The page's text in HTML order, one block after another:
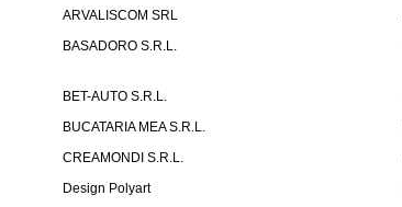
ARVALISCOM SRL
BASADORO S.R.L.
BET-AUTO S.R.L.
BUCATARIA MEA S.R.L.
CREAMONDI S.R.L.
Design Polyart